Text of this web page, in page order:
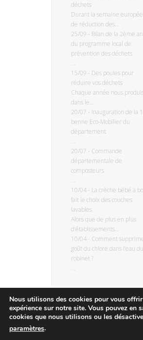
déchets
Durant la semaine
de réduction des...
25/09 - Bilan de la 2ème
du programme local de
prévention des déchets
...
15/09 - Des poules pour
réduire vos déchets
Chaque année nous
dans le...
20/07 - Inauguration de la
benne Eco-Mobilier du
département
...
20/07 - Commande
départementale de
composteurs
...
10/04 - La crèche bébé à
fait le choix des couches
lavables
Alors que de plus en plus
d’établissements...
10/04 - Comment
goût du chlore dans l’eau du
robinet ?
...
Nous utilisons des cookies pour vous
expérience sur notre site. Vous pouvez en
cookies que nous utilisons ou les
paramètres.